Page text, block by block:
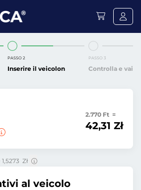
PASSO 2
Inserire il veicolon
PASSO 3
Controlla e vai
2.770 Ft =
42,31 Zł
Zł
al veicolo